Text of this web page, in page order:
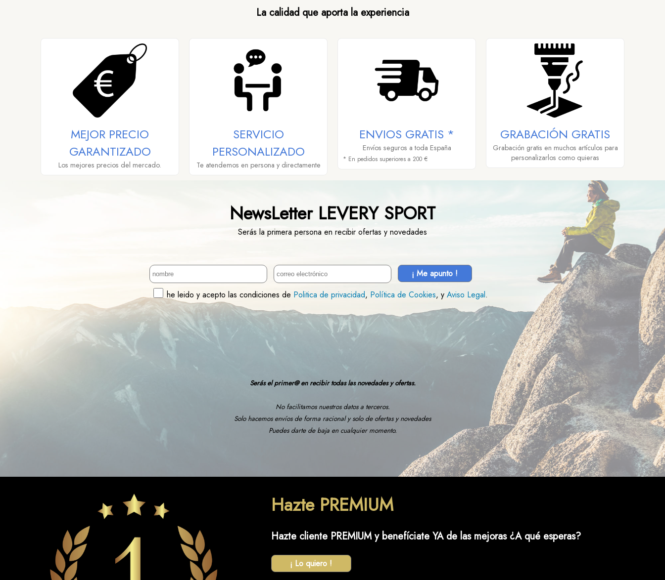
La calidad que aporta la experiencia
MEJOR PRECIO
GARANTIZADO
Los mejores precios del mercado.
SERVICIO
PERSONALIZADO
Te atendemos en persona y directamente
ENVIOS GRATIS *
Envíos seguros a toda España
* En pedidos superiores a 200 €
GRABACIÓN GRATIS
Grabación gratis en muchos artículos para
personalizarlos como quieras
NewsLetter LEVERY SPORT
Serás la primera persona en recibir ofertas y novedades
¡ Me apunto !
he leido y acepto las condiciones de Politica de privacidad, Política de Cookies, y Aviso Legal.
Serás el primer@ en recibir todas las novedades y ofertas.
No facilitamos nuestros datos a terceros.
Solo hacemos envíos de forma racional y solo de ofertas y novedades
Puedes darte de baja en cualquier momento.
Hazte PREMIUM
Hazte cliente PREMIUM y benefíciate YA de las mejoras ¿A qué esperas?
¡ Lo quiero !